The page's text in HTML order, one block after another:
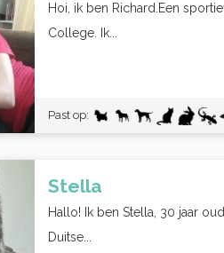
Hoi, ik ben Richard.Een
College. Ik...
Past op:
Stella
Hallo! Ik ben Stella, 30 jaar
Duitse...